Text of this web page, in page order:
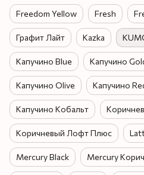
Freedom Yellow Fresh
Графит Лайт Kazka
Капучино Blue Капучино
Капучино Olive Капучино
Капучино Кобальт
Коричневый Лофт Плюс
Mercury Black Mercury